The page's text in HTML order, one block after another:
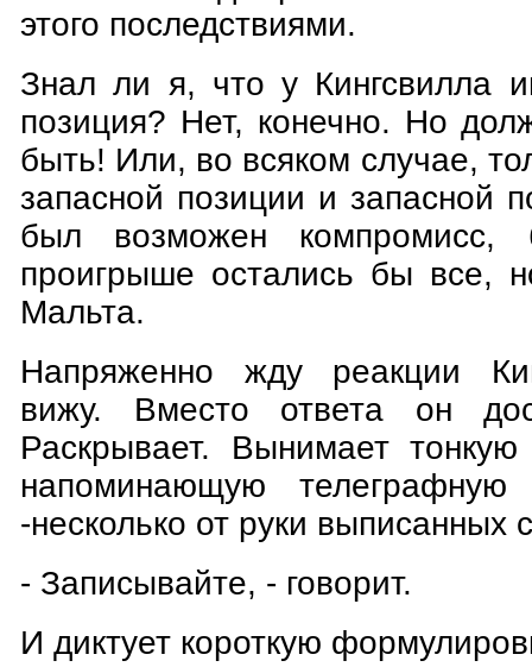
этого последствиями.
Знал ли я, что у Кингсвилла
позиция? Нет, конечно. Но
быть! Или, во всяком случае,
запасной позиции и запасной
был возможен компромисс,
проигрыше остались бы все,
Мальта.
Напряженно жду реакции
вижу. Вместо ответа он
Раскрывает. Вынимает тонкую
напоминающую
-несколько от руки выписанных
- Записывайте, - говорит.
И диктует короткую